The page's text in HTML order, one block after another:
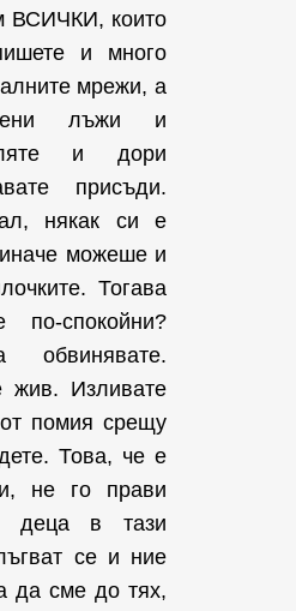
ВСИЧКИ, които
и много
мрежи, а
лъжи и
и дори
присъди.
някак си е
можеше и
Тогава
спокойни?
жив. Изливате
помия срещу
Това, че е
не го прави
деца в тази
се и ние
да сме до тях,